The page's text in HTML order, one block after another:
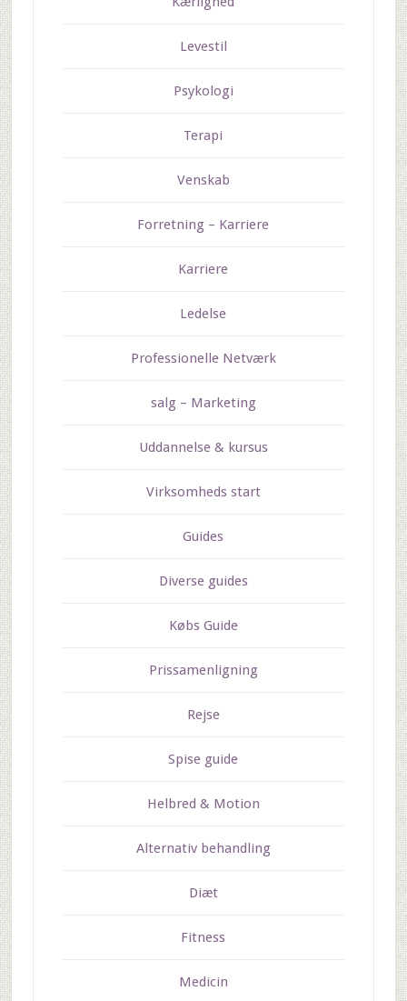
Levestil
Psykologi
Terapi
Venskab
Forretning – Karriere
Karriere
Ledelse
Professionelle Netværk
salg – Marketing
Uddannelse & kursus
Virksomheds start
Guides
Diverse guides
Købs Guide
Prissamenligning
Rejse
Spise guide
Helbred & Motion
Alternativ behandling
Diæt
Fitness
Medicin